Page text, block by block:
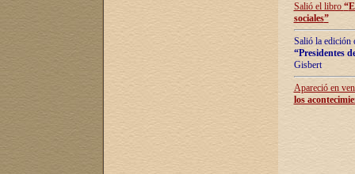
Salió el libro “
sociales”
Salió la edición
“Presidentes
Gisbert
Apareció en
los